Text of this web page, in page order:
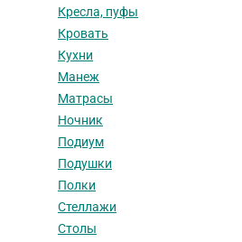
Кресла, пуфы
Кровать
Кухни
Манеж
Матрасы
Ночник
Подиум
Подушки
Полки
Стеллажи
Столы